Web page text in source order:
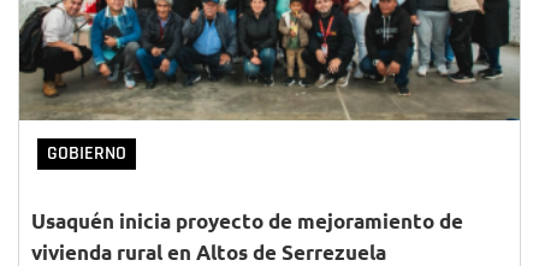
GOBIERNO
Usaquén inicia proyecto de mejoramiento de
vivienda rural en Altos de Serrezuela